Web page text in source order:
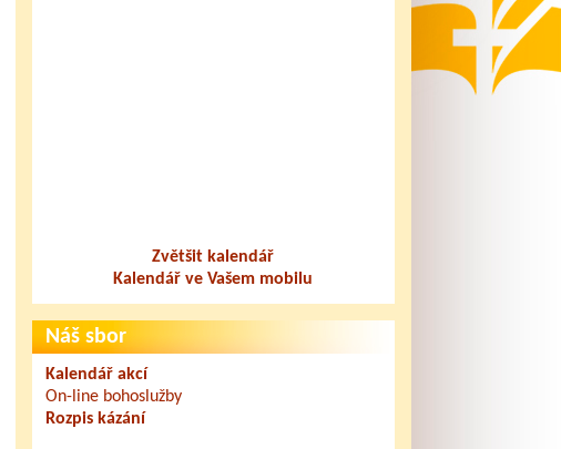
Zvětšit kalendář
Kalendář ve Vašem mobilu
Náš sbor
Kalendář akcí
On-line bohoslužby
Rozpis kázání